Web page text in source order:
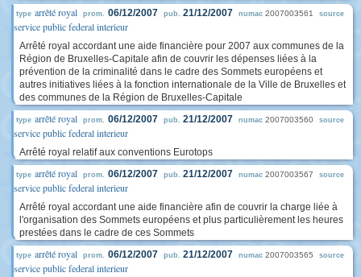
type arrêté royal prom. 06/12/2007 pub. 21/12/2007 numac 2007003561 source
service public federal interieur
Arrêté royal accordant une aide financière pour 2007 aux communes de la
Région de Bruxelles-Capitale afin de couvrir les dépenses liées à la
prévention de la criminalité dans le cadre des Sommets européens et
autres initiatives liées à la fonction internationale de la Ville de Bruxelles et
des communes de la Région de Bruxelles-Capitale
type arrêté royal prom. 06/12/2007 pub. 21/12/2007 numac 2007003560 source
service public federal interieur
Arrêté royal relatif aux conventions Eurotops
type arrêté royal prom. 06/12/2007 pub. 21/12/2007 numac 2007003567 source
service public federal interieur
Arrêté royal accordant une aide financière afin de couvrir la charge liée à
l'organisation des Sommets européens et plus particulièrement les heures
prestées dans le cadre de ces Sommets
type arrêté royal prom. 06/12/2007 pub. 21/12/2007 numac 2007003565 source
service public federal interieur